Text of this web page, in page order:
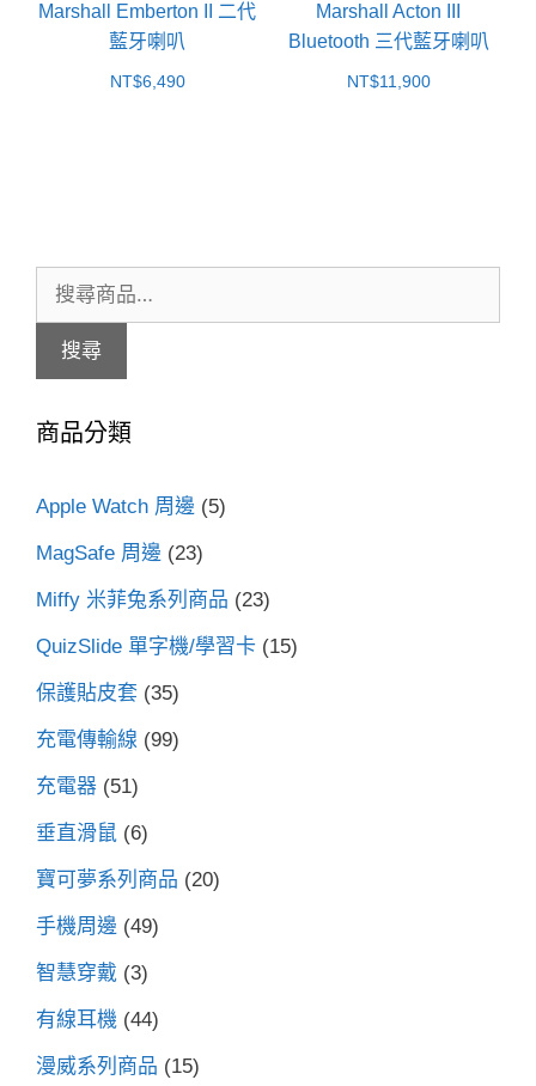
Marshall Emberton II 二代
藍牙喇叭
NT$6,490
Marshall Acton III
Bluetooth 三代藍牙喇叭
NT$11,900
尋
字:
搜尋
商品分類
Apple Watch 周邊 (5)
MagSafe 周邊 (23)
Miffy 米菲兔系列商品 (23)
QuizSlide 單字機/學習卡 (15)
保護貼皮套 (35)
充電傳輸線 (99)
充電器 (51)
垂直滑鼠 (6)
寶可夢系列商品 (20)
手機周邊 (49)
智慧穿戴 (3)
有線耳機 (44)
漫威系列商品 (15)